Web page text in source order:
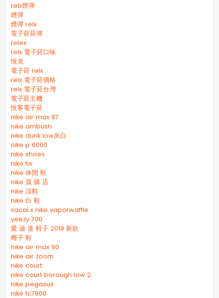
relx煙彈
煙彈
煙彈 relx
電子菸菸彈
relex
relx 電子菸口味
悅克
電子菸 relx
relx 電子菸價格
relx 電子菸台灣
電子菸主機
悅客電子菸
nike air max 97
nike ambush
nike dunk low灰白
nike p 6000
nike shoes
nike tw
nike 休閒 鞋
nike 員 購 店
nike 涼鞋
nike 白 鞋
sacai x nike vaporwaffle
yeezy 700
愛 迪 達 鞋子 2019 新款
椰子 鞋
nike air max 90
nike air zoom
nike court
nike court borough low 2
nike pegasus
nike tc7900